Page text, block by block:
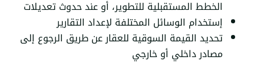
الخطط المستقبلية للتطوير، أو عند حدوث تعديلات
إستخدام الوسائل المختلفة لإعداد التقارير
تحديد القيمة السوقية للعقار عن طريق الرجوع إلى
مصادر داخلي أو خارجي